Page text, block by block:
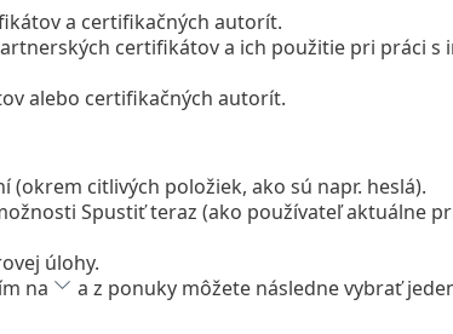
a certifikačných autorít.
certifikátov a ich použitie pri práci s
alebo certifikačných autorít.
(okrem citlivých položiek, ako sú napr. heslá).
Spustiť teraz (ako používateľ aktuálne
úlohy.
na
a z ponuky môžete následne vybrať